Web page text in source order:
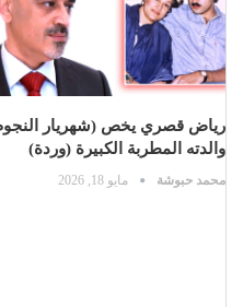
رياض قصري يخص (شهريار
والدته المطربة الكبيرة (وردة)
محمد حبوشة مايو 18, 2026